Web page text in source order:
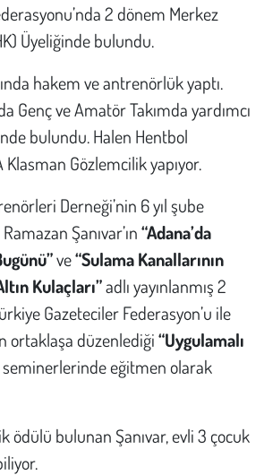
2 dönem Merkez
Üyeliğinde bulundu.
hakem ve antrenörlük yaptı.
Genç ve Amatör Takımda yardımcı
bulundu. Halen Hentbol
Klasman Gözlemcilik yapıyor.
Derneği’nin 6 yıl şube
Şanıvar’ın“Adana’da
ve“Sulama Kanallarının
Kulaçları”adlı yayınlanmış 2
Gazeteciler Federasyon’u ile
ortaklaşa düzenlediği“Uygulamalı
eğitmen olarak
ödülü bulunan Şanıvar, evli 3 çocuk